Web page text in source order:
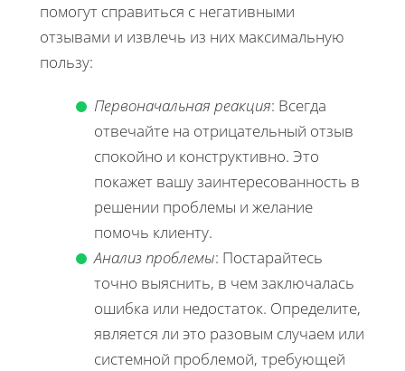
помогут справиться с негативными
отзывами и извлечь из них максимальную
пользу:
Первоначальная реакция: Всегда
отвечайте на отрицательный отзыв
спокойно и конструктивно. Это
покажет вашу заинтересованность в
решении проблемы и желание
помочь клиенту.
Анализ проблемы: Постарайтесь
точно выяснить, в чем заключалась
ошибка или недостаток. Определите,
является ли это разовым случаем или
системной проблемой, требующей